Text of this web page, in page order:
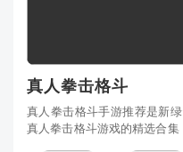
真人拳击格斗
真人拳击格斗手游推荐是新
真人拳击格斗游戏的精选合